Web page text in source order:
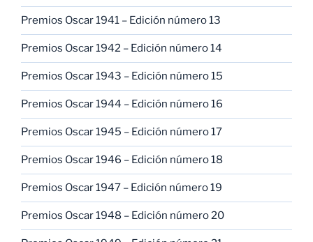
Premios Oscar 1941 – Edición número 13
Premios Oscar 1942 – Edición número 14
Premios Oscar 1943 – Edición número 15
Premios Oscar 1944 – Edición número 16
Premios Oscar 1945 – Edición número 17
Premios Oscar 1946 – Edición número 18
Premios Oscar 1947 – Edición número 19
Premios Oscar 1948 – Edición número 20